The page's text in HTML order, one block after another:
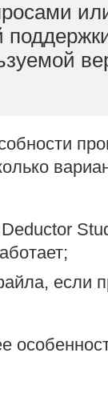
если